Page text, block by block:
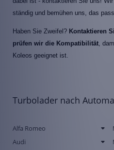
ständig und bemühen uns, das
Haben Sie Zweifel? Kontaktieren
prüfen wir die Kompatibilität ,
Koleos geeignet ist.
Turbolader nach
Alfa Romeo
Audi